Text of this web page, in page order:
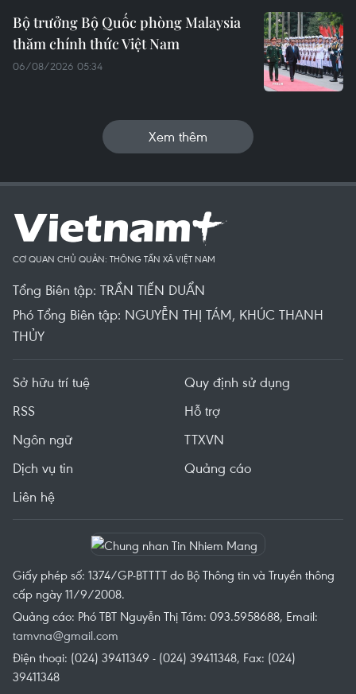
Bộ trưởng Bộ Quốc phòng Malaysia
thăm chính thức Việt Nam
06/08/2026 05:34
Xem thêm
CƠ QUAN CHỦ QUẢN: THÔNG TẤN XÃ VIỆT NAM
Tổng Biên tập: TRẦN TIẾN DUẨN
Phó Tổng Biên tập: NGUYỄN THỊ TÁM, KHÚC THANH
THỦY
Sở hữu trí tuệ
Quy định sử dụng
RSS
Hỗ trợ
Ngôn ngữ
TTXVN
Dịch vụ tin
Quảng cáo
Liên hệ
Giấy phép số: 1374/GP-BTTTT do Bộ Thông tin và Truyền thông
cấp ngày 11/9/2008.
Quảng cáo: Phó TBT Nguyễn Thị Tám: 093.5958688, Email:
tamvna@gmail.com
Điện thoại: (024) 39411349 - (024) 39411348, Fax: (024)
39411348